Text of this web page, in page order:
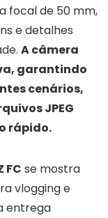
focal de 50 mm,
e detalhes
A câmera
garantindo
cenários,
JPEG
rápido.
FC se mostra
vlogging e
entrega